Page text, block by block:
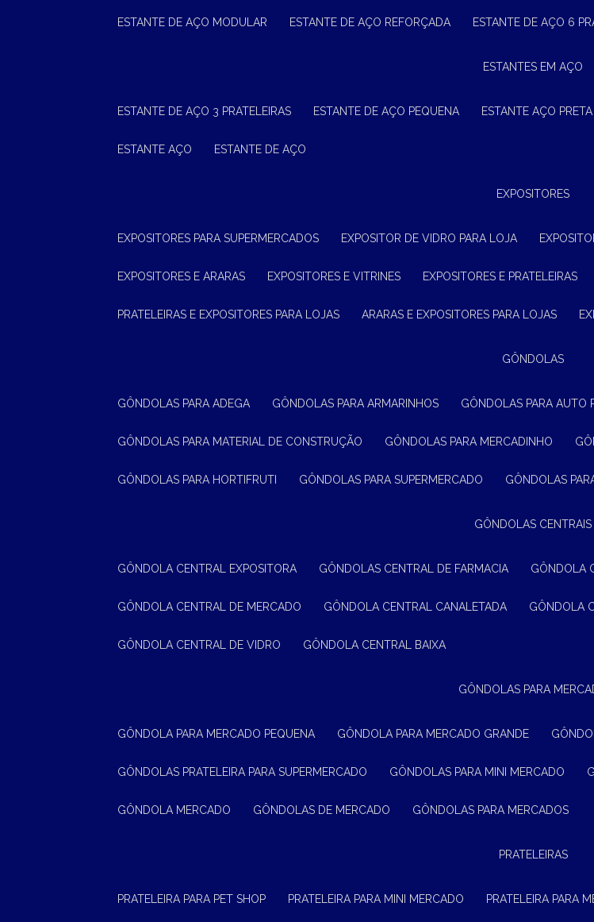
ESTANTE DE AÇO MODULAR ESTANTE DE AÇO REFORÇADA ESTANTE DE AÇO 6
ESTANTES EM AÇO
ESTANTE DE AÇO 3 PRATELEIRAS ESTANTE DE AÇO PEQUENA ESTANTE AÇO PRETA
ESTANTE AÇO ESTANTE DE AÇO
EXPOSITORES
EXPOSITORES PARA SUPERMERCADOS EXPOSITOR DE VIDRO PARA LOJA
EXPOSITORES E ARARAS EXPOSITORES E VITRINES EXPOSITORES E PRATELEIRAS
PRATELEIRAS E EXPOSITORES PARA LOJAS ARARAS E EXPOSITORES PARA LOJAS
GÔNDOLAS
GÔNDOLAS PARA ADEGA GÔNDOLAS PARA ARMARINHOS GÔNDOLAS PARA AUTO
GÔNDOLAS PARA MATERIAL DE CONSTRUÇÃO GÔNDOLAS PARA MERCADINHO
GÔNDOLAS PARA HORTIFRUTI GÔNDOLAS PARA SUPERMERCADO GÔNDOLAS
GÔNDOLAS CENTRAIS
GÔNDOLA CENTRAL EXPOSITORA GÔNDOLAS CENTRAL DE FARMACIA
GÔNDOLA CENTRAL DE MERCADO GÔNDOLA CENTRAL CANALETADA GÔNDOLA
GÔNDOLA CENTRAL DE VIDRO GÔNDOLA CENTRAL BAIXA
GÔNDOLAS PARA
GÔNDOLA PARA MERCADO PEQUENA GÔNDOLA PARA MERCADO GRANDE
GÔNDOLAS PRATELEIRA PARA SUPERMERCADO GÔNDOLAS PARA MINI MERCADO
GÔNDOLA MERCADO GÔNDOLAS DE MERCADO GÔNDOLAS PARA MERCADOS
PRATELEIRAS
PRATELEIRA PARA PET SHOP PRATELEIRA PARA MINI MERCADO PRATELEIRA PARA